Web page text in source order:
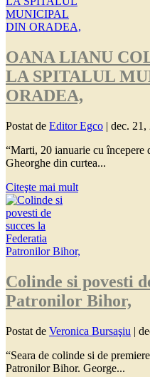
OANA LIANU
LA SPITALUL
ORADEA,
Postat de Editor Egco | dec. 21,
“Marti, 20 ianuarie cu începere
Gheorghe din curtea...
Citeşte mai mult
Colinde si povesti
Patronilor Bihor,
Postat de Veronica Bursaşiu |
“Seara de colinde si de
Patronilor Bihor. George...